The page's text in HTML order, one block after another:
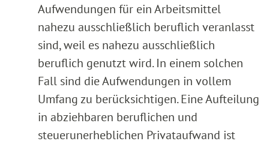
Aufwendungen für ein Arbeitsmittel
nahezu ausschließlich beruflich veranlasst
sind, weil es nahezu ausschließlich
beruflich genutzt wird. In einem solchen
Fall sind die Aufwendungen in vollem
Umfang zu berücksichtigen. Eine Aufteilung
in abziehbaren beruflichen und
steuerunerheblichen Privataufwand ist